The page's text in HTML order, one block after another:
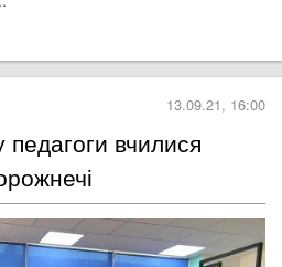
вчилися